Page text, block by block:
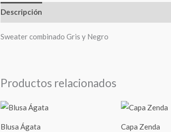
Descripción
Sweater combinado Gris y Negro
Productos relacionados
Blusa Ágata Capa Zenda